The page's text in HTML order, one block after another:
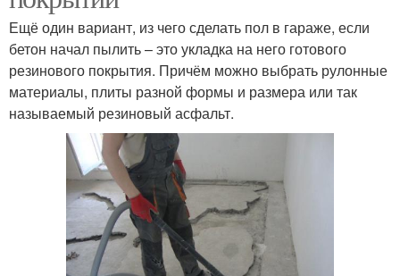
Ещё один вариант, из чего сделать пол в гараже, если
бетон начал пылить – это укладка на него готового
резинового покрытия. Причём можно выбрать рулонные
материалы, плиты разной формы и размера или так
называемый резиновый асфальт.